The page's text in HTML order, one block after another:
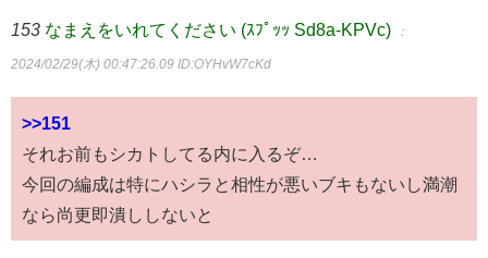
153 なまえをいれてください (ｽﾌﾟｯｯ Sd8a-KPVc) ：
2024/02/29(木) 00:47:26.09 ID:OYHvW7cKd
>>151
それお前もシカトしてる内に入るぞ…
今回の編成は特にハシラと相性が悪いブキもないし満潮
なら尚更即潰ししないと